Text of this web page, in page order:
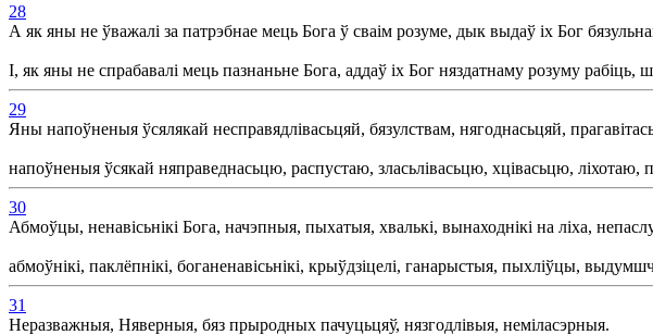
28
А як яны не ўважалі за патрэбнае мець Бога ў сваім розуме, дык выдаў іх Бог
І, як яны не спрабавалі мець пазнаньне Бога, аддаў іх Бог няздатнаму розуму рабіць,
29
Яны напоўненыя ўсялякай несправядлівасьцяй, бязулствам, нягоднасьцяй,
напоўненыя ўсякай няправеднасьцю, распустаю, зласьлівасьцю, хцівасьцю, ліхотаю,
30
Абмоўцы, ненавісьнікі Бога, начэпныя, пыхатыя, хвалькі, вынаходнікі на ліха,
абмоўнікі, паклёпнікі, боганенавісьнікі, крыўдзіцелі, ганарыстыя, пыхліўцы,
31
Неразважныя, Няверныя, бяз прыродных пачуцьцяў, нязгодлівыя, неміласэрныя.